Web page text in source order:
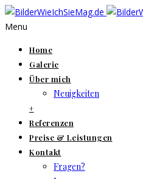
Menu
Home
Galerie
Über mich
Neuigkeiten
+
Referenzen
Preise & Leistungen
Kontakt
Fragen?